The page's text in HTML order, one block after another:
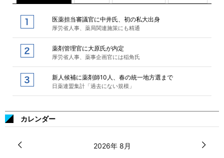
医薬担当審議官に中井氏、初の私大出身
厚労省人事、薬局関連施策にも精通
薬剤管理官に大原氏が内定
厚労省人事、薬事企画官には稲角氏
新人候補に薬剤師10人、春の統一地方選まで
日薬連盟集計「過去にない規模」
カレンダー
2026年 8月